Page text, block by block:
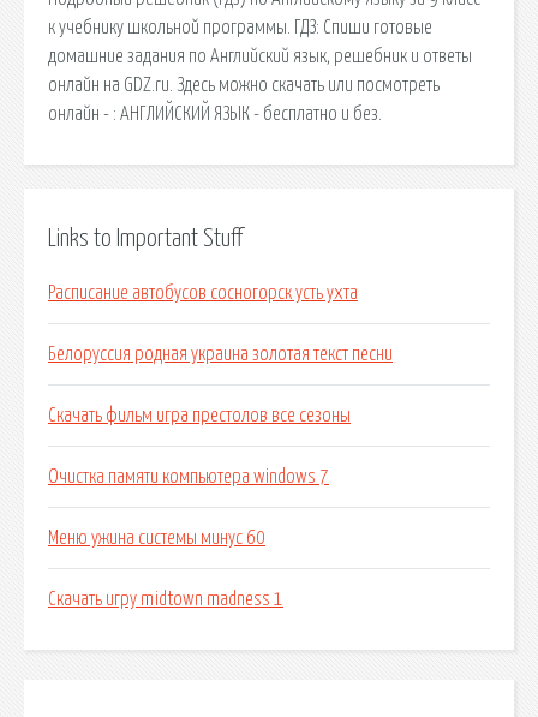
к учебнику школьной программы. ГДЗ: Спиши готовые
домашние задания по Английский язык, решебник и ответы
онлайн на GDZ.ru. Здесь можно скачать или посмотреть
онлайн - : АНГЛИЙСКИЙ ЯЗЫК - бесплатно и без.
Links to Important Stuff
Расписание автобусов сосногорск усть ухта
Белоруссия родная украина золотая текст песни
Скачать фильм игра престолов все сезоны
Очистка памяти компьютера windows 7
Меню ужина системы минус 60
Скачать игру midtown madness 1